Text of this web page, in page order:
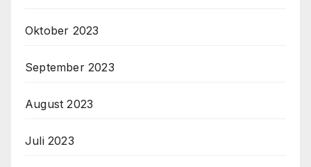
Oktober 2023
September 2023
August 2023
Juli 2023